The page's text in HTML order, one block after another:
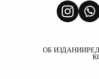
ОБ ИЗДАНИИ